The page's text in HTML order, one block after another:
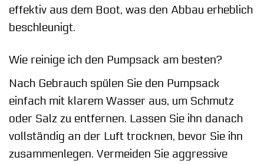
effektiv aus dem Boot, was den Abbau erheblich
beschleunigt.
Wie reinige ich den Pumpsack am besten?
Nach Gebrauch spülen Sie den Pumpsack
einfach mit klarem Wasser aus, um Schmutz
oder Salz zu entfernen. Lassen Sie ihn danach
vollständig an der Luft trocknen, bevor Sie ihn
zusammenlegen. Vermeiden Sie aggressive